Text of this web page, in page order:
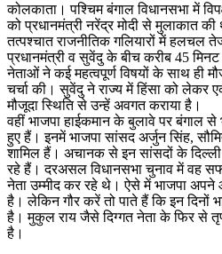
कोलकाता। पश्चिम बंगाल विधानसभा में
को प्रधानमंत्री नरेंद्र मोदी से मुलाकात
तत्पश्चात राजनीतिक गलियारों में हलचल
प्रधानमंत्री व सुवेंदु के बीच करीब 45
नेताओं ने कई महत्वपूर्ण विषयों के साथ ही
चर्चा की। सुवेंदु ने राज्य में हिंसा को लेकर
मौजूदा स्थिति से उन्हें अवगत कराया है।
वहीं भाजपा हाईकमान के बुलावे पर बंगाल
हुए हैं। इनमें भाजपा सांसद अर्जुन सिंह,
शामिल हैं। अचानक से इन सांसदों के
रहे हैं। दरअसल विधानसभा चुनाव में वह
नेता उम्मीद कर रहे थे। ऐसे में भाजपा अपने
है। लेकिन गौर करें तो पाते हैं कि इन
है। मुकुल राय जैसे दिग्गत नेता के फिर से
है।